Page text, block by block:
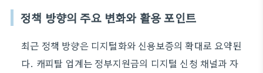
정책 방향의 주요 변화와 활용 포인트
최근 정책 방향은 디지털화와 신용보증의 확대로 요약된
다. 캐피탈 업계는 정부지원금의 디지털 신청 채널과 자